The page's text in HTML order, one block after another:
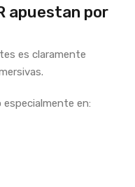
apuestan por
es claramente
especialmente en: